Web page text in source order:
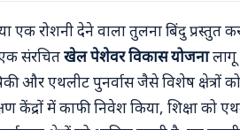
एक रोशनी देने वाला तुलना बिंदु
संरचितखेल पेशेवर विकास योजनालागू
और एथलीट पुनर्वास जैसे विशेष क्षेत्रों
केंद्रों में काफी निवेश किया, शिक्षा